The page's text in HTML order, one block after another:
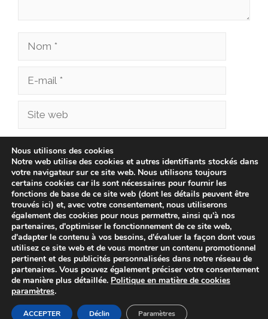
Nom
Site
Enregistrer mon nom, mon e-mail et mon site
dans le navigateur pour mon prochain
commentaire.
© 2026 bonnenverkoop.be -
Avis Juridique
- Politique de Cookies
Nous utilisons des cookies
Notre web utilise des cookies et autres identifiants stockés dans
votre navigateur sur ce site web. Nous utilisons toujours
certains cookies car ils sont nécessaires pour fournir les
fonctions de base de ce site web (dont les détails peuvent être
trouvés ici) et, avec votre consentement, nous utiliserons
également des cookies pour nous permettre, ainsi qu'à nos
partenaires, d'optimiser le fonctionnement de ce site web,
d'adapter le contenu à vos besoins, d'évaluer la façon dont vous
utilisez ce site web et de vous montrer un contenu promotionnel
pertinent et des publicités personnalisées dans notre réseau de
partenaires. Vous pouvez également préciser votre consentement
de manière plus détaillée. Politique en matière de cookies
paramètres.
ACCEPTER Déclin Paramètres